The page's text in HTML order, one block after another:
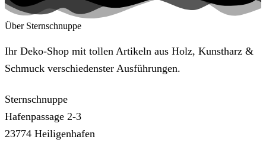
Über Sternschnuppe
Ihr Deko-Shop mit tollen Artikeln aus Holz, Kunstharz &
Schmuck verschiedenster Ausführungen.
Sternschnuppe
Hafenpassage 2-3
23774 Heiligenhafen